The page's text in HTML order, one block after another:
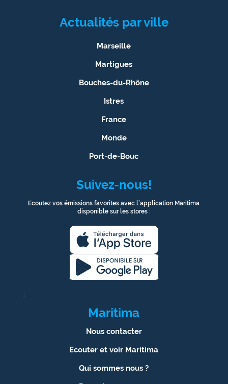
Actualités par ville
Marseille
Martigues
Bouches-du-Rhône
Istres
France
Monde
Port-de-Bouc
Suivez-nous!
Ecoutez vos émissions favorites avec l’application Maritima
disponible sur les stores :
1
Maritima
Nous contacter
Ecouter et voir Maritima
Qui sommes nous ?